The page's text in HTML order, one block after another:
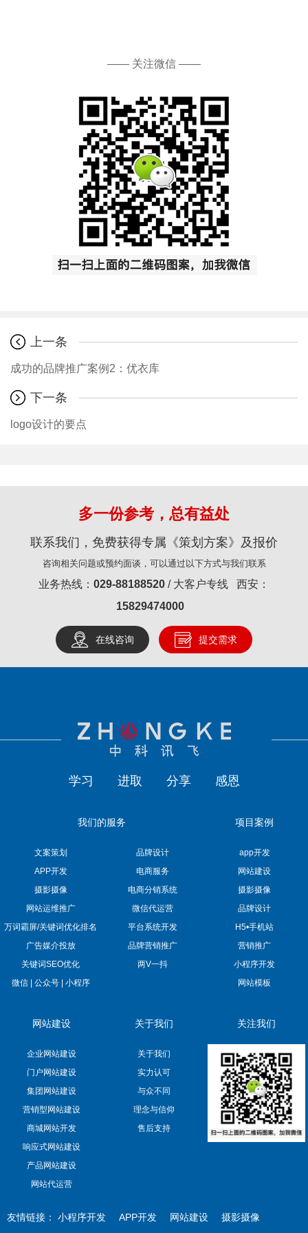
—— 关注微信 ——
上一条
成功的品牌推广案例2：优衣库
下一条
logo设计的要点
多一份参考，总有益处
联系我们，免费获得专属《策划方案》及报价
咨询相关问题或预约面谈，可以通过以下方式与我们联系
业务热线： 029-88188520 / 大客户专线 西安：
15829474000
在线咨询 提交需求
学习 进取 分享 感恩
我们的服务
文案策划
品牌设计
APP开发
电商服务
摄影摄像
电商分销系统
网站运维推广
微信代运营
万词霸屏/关键词优化排名
平台系统开发
广告媒介投放
品牌营销推广
关键词SEO优化
两V一抖
微信 | 公众号 | 小程序
项目案例
app开发
网站建设
摄影摄像
品牌设计
H5•手机站
营销推广
小程序开发
网站模板
网站建设
企业网站建设
门户网站建设
集团网站建设
营销型网站建设
商城网站开发
响应式网站建设
产品网站建设
网站代运营
关于我们
关于我们
实力认可
与众不同
理念与信仰
售后支持
关注我们
友情链接： 小程序开发 APP开发 网站建设
摄影摄像